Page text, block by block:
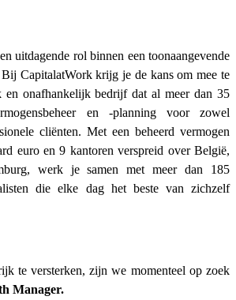
uitdagende rol binnen een toonaangevende
Bij CapitalatWork krijg je de kans om mee te
en onafhankelijk bedrijf dat al meer dan 35
en -planning voor zowel
cliënten. Met een beheerd vermogen
euro en 9 kantoren verspreid over België,
werk je samen met meer dan 185
die elke dag het beste van zichzelf
te versterken, zijn we momenteel op zoek
Manager.